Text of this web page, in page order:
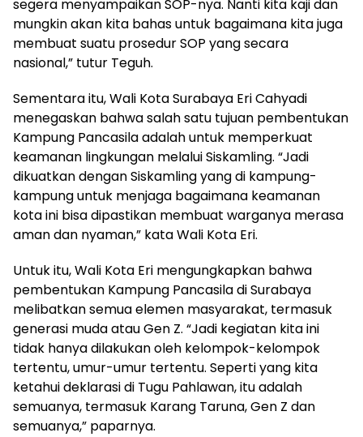
segera menyampaikan SOP-nya. Nanti kita kaji dan
mungkin akan kita bahas untuk bagaimana kita juga
membuat suatu prosedur SOP yang secara
nasional,” tutur Teguh.
Sementara itu, Wali Kota Surabaya Eri Cahyadi
menegaskan bahwa salah satu tujuan pembentukan
Kampung Pancasila adalah untuk memperkuat
keamanan lingkungan melalui Siskamling. “Jadi
dikuatkan dengan Siskamling yang di kampung-
kampung untuk menjaga bagaimana keamanan
kota ini bisa dipastikan membuat warganya merasa
aman dan nyaman,” kata Wali Kota Eri.
Untuk itu, Wali Kota Eri mengungkapkan bahwa
pembentukan Kampung Pancasila di Surabaya
melibatkan semua elemen masyarakat, termasuk
generasi muda atau Gen Z. “Jadi kegiatan kita ini
tidak hanya dilakukan oleh kelompok-kelompok
tertentu, umur-umur tertentu. Seperti yang kita
ketahui deklarasi di Tugu Pahlawan, itu adalah
semuanya, termasuk Karang Taruna, Gen Z dan
semuanya,” paparnya.